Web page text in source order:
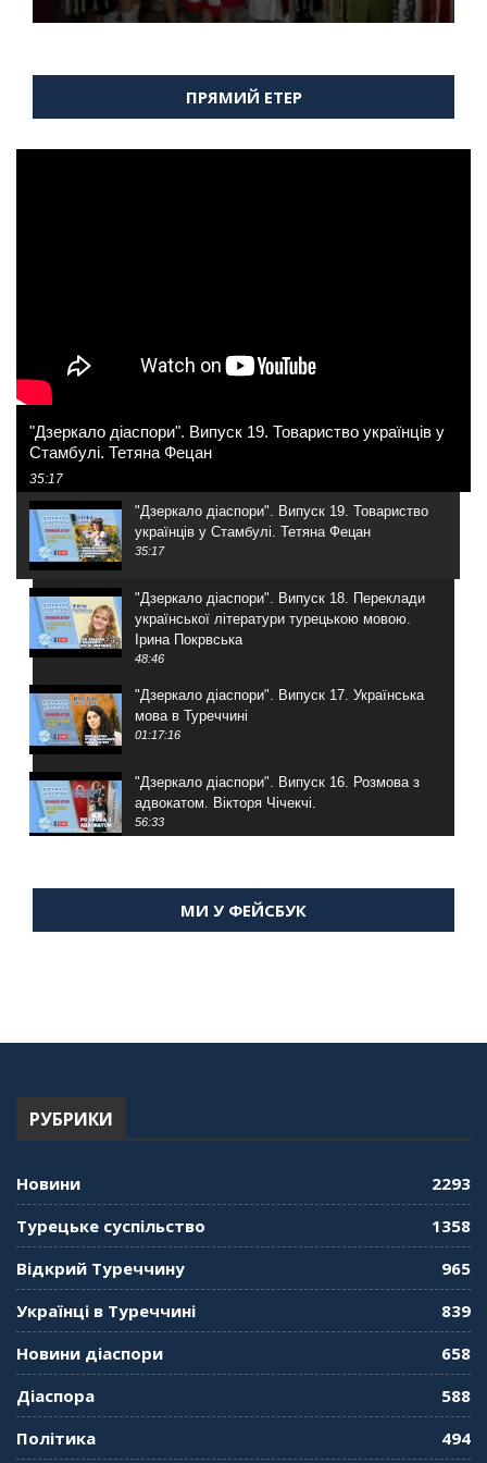
ПРЯМИЙ ЕТЕР
"Дзеркало діаспори". Випуск 19. Товариство українців у
Стамбулі. Тетяна Фецан
35:17
"Дзеркало діаспори". Випуск 19. Товариство
українців у Стамбулі. Тетяна Фецан
35:17
"Дзеркало діаспори". Випуск 18. Переклади
української літератури турецькою мовою.
Ірина Покрвська
48:46
"Дзеркало діаспори". Випуск 17. Українська
мова в Туреччині
01:17:16
"Дзеркало діаспори". Випуск 16. Розмова з
адвокатом. Вікторя Чічекчі.
56:33
Мухарський про життя в Туреччині
"Дзеркало діаспори". Випуск 13. МУШ в
"Дзеркало діаспори". Випуск 11. Олександр
"Дзеркало діаспори". Випуск 10. Тонкощі та
МИ У ФЕЙСБУК
РУБРИКИ
Новини
2293
Турецьке суспільство
1358
Відкрий Туреччину
965
Українці в Туреччині
839
Новини діаспори
658
Діаспора
588
Політика
494